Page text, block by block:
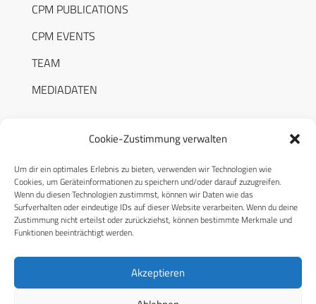
Cookie-Zustimmung verwalten
Um dir ein optimales Erlebnis zu bieten, verwenden wir Technologien wie
Cookies, um Geräteinformationen zu speichern und/oder darauf zuzugreifen.
Wenn du diesen Technologien zustimmst, können wir Daten wie das
Surfverhalten oder eindeutige IDs auf dieser Website verarbeiten. Wenn du deine
Zustimmung nicht erteilst oder zurückziehst, können bestimmte Merkmale und
Funktionen beeinträchtigt werden.
Akzeptieren
CPM PUBLICATIONS
CPM EVENTS
TEAM
MEDIADATEN
RECHTLICHES
Datenschutzerklärung
Cookie-Richtlinie (EU)